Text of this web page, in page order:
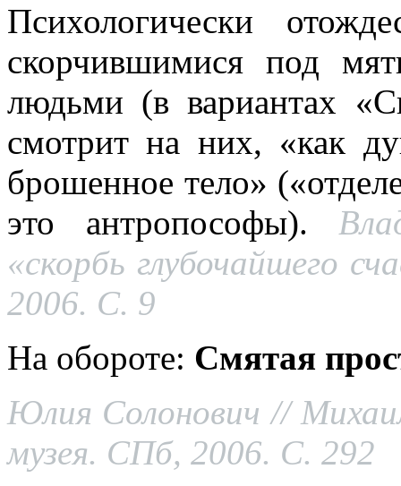
Психологически
скорчившимися под
людьми (в вариантах
смотрит на них, «как
брошенное тело»
это антропософы).
«скорбь глубочайшего
2006. С. 9
На обороте: Смятая
Юлия Солонович //
музея. СПб, 2006. С. 292